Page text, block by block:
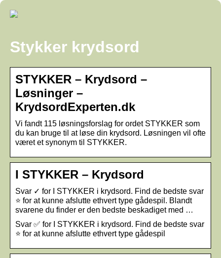
Stykker krydsord
STYKKER – Krydsord –
Løsninger –
KrydsordExperten.dk
Vi fandt 115 løsningsforslag for ordet STYKKER som
du kan bruge til at løse din krydsord. Løsningen vil ofte
været et synonym til STYKKER.
I STYKKER – Krydsord
Svar ✓ for I STYKKER i krydsord. Find de bedste svar
⭐ for at kunne afslutte ethvert type gådespil. Blandt
svarene du finder er den bedste beskadiget med …
Svar ✅ for I STYKKER i krydsord. Find de bedste svar
⭐ for at kunne afslutte ethvert type gådespil